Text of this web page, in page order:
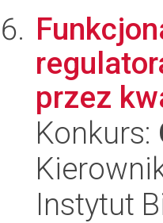
przez
Konkurs:
Instytut